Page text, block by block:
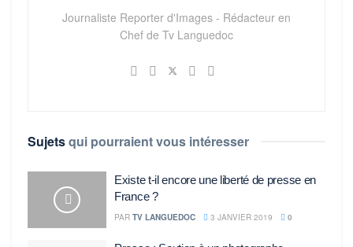
Journaliste Reporter d'Images - Rédacteur en
Chef de Tv Languedoc
Sujetsqui pourraient vous intéresser
Existe t-il encore une liberté de presse en
France ?
PAR TV LANGUEDOC 3 JANVIER 2019 0